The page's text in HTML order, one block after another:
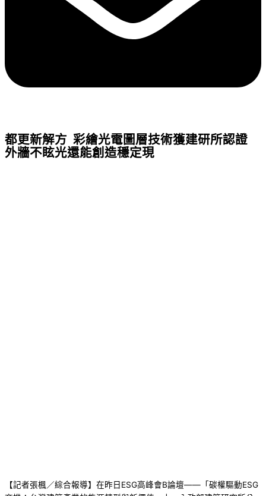
都更新解方 彩繪光電圖層技術獲建研所認證
外牆不眩光還能創造穩定現
【記者張楓／綜合報導】在昨日ESG高峰會B論壇——「碳權驅動ESG